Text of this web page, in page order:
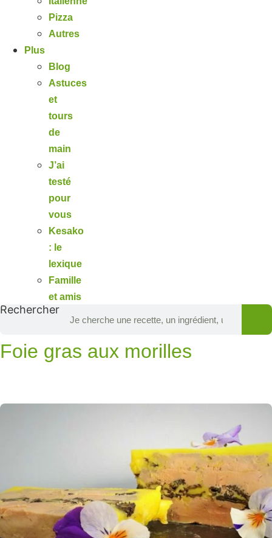
Pizza
Autres
Plus
Blog
Astuces
et
tours
de
main
J’ai
testé
pour
vous
Kesako
: le
lexique
Famille
et amis
Rechercher
Foie gras aux morilles